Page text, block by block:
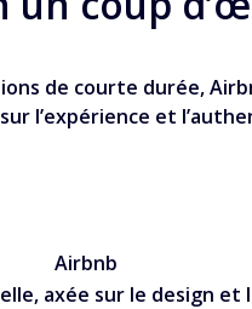
de courte durée,
l’expérience et
Airbnb
axée sur le design et